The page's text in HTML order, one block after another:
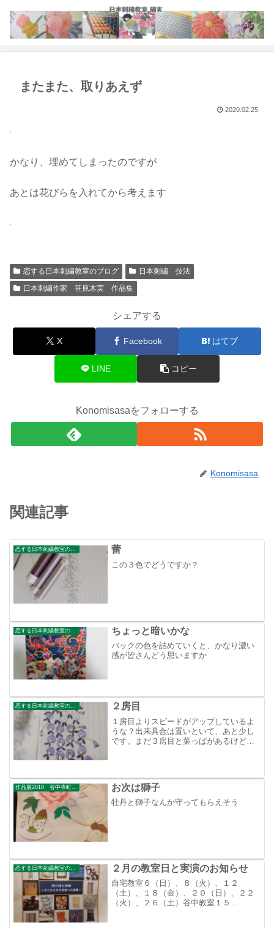
またまた、取りあえず
2020.02.25
かなり、埋めてしまったのですが
あとは花びらを入れてから考えます
恋する日本刺繍教室のブログ
日本刺繍 技法
日本刺繍作家 笹原木実 作品集
シェアする
X Facebook はてブ
LINE コピー
Konomisasaをフォローする
Konomisasa
関連記事
恋する日本刺繍教室のブログ 蕾
この３色でどうですか？
ちょっと暗いかな
バックの色を詰めていくと、かなり濃い
感が皆さんどう思いますか
恋する日本刺繍教室のブログ ２房目
１房目よりスピードがアップしているよ
うな？出来具合は置いといて、あと少し
です。まだ３房目と葉っぱがあるけど、
お次は獅子
牡丹と獅子なんか守ってもらえそう
恋する日本刺繍教室のブログ ２月の教室日と実演のお知らせ
自宅教室６（日）、８（火）、１２
（土）、１８（金）、２０（日）、２２
（火）、２６（土）谷中教室１５